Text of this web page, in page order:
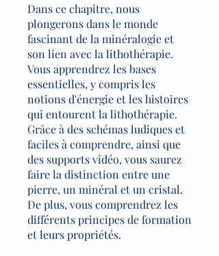
Dans ce chapitre, nous
plongerons dans le monde
fascinant de la minéralogie et
son lien avec la lithothérapie.
Vous apprendrez les bases
essentielles, y compris les
notions d'énergie et les histoires
qui entourent la lithothérapie.
Grâce à des schémas ludiques et
faciles à comprendre, ainsi que
des supports vidéo, vous saurez
faire la distinction entre une
pierre, un minéral et un cristal.
De plus, vous comprendrez les
différents principes de formation
et leurs propriétés.